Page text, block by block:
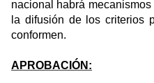
nacional habrá
la difusión de los criterios
conformen.
APROBACIÓN: